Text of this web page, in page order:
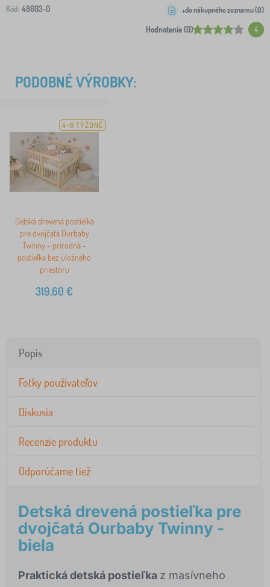
Kód: 48603-0
Hodnotenie (0) 4
+do nákupného zoznamu (0)
PODOBNÉ VÝROBKY:
4-6 TÝŽDNĚ
Detská drevená postieľka
pre dvojčatá Ourbaby
Twinny - prírodná -
postieľka bez úložného
priestoru
319,60 €
Popis
Fotky používateľov
Diskusia
Recenzie produktu
Odporúčame tiež
Detská drevená postieľka pre
dvojčatá Ourbaby Twinny -
biela
Praktická detská postieľka z masívneho